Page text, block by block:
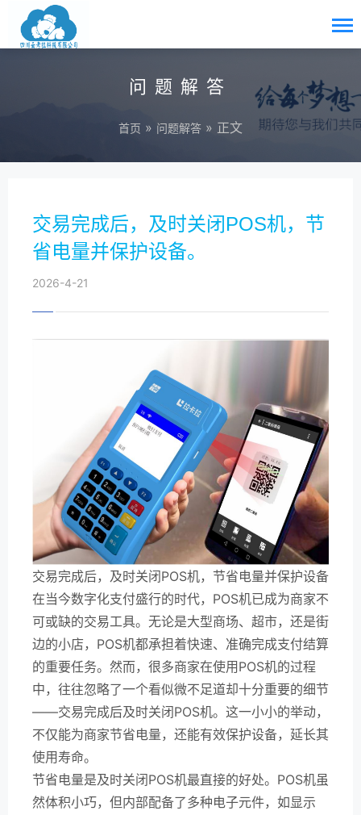
问题解答
首页 » 问题解答 » 正文
交易完成后，及时关闭POS机，节
省电量并保护设备。
2026-4-21
交易完成后，及时关闭POS机，节省电量并保护设备
在当今数字化支付盛行的时代，POS机已成为商家不
可或缺的交易工具。无论是大型商场、超市，还是街
边的小店，POS机都承担着快速、准确完成支付结算
的重要任务。然而，很多商家在使用POS机的过程
中，往往忽略了一个看似微不足道却十分重要的细节
——交易完成后及时关闭POS机。这一小小的举动，
不仅能为商家节省电量，还能有效保护设备，延长其
使用寿命。
节省电量是及时关闭POS机最直接的好处。POS机虽
然体积小巧，但内部配备了多种电子元件，如显示